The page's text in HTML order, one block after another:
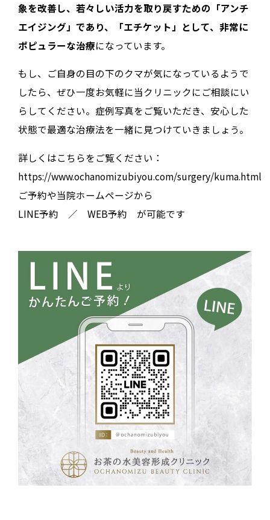
象を改善し、若々しい活力を取り戻すための「アンチ
エイジング」であり、「エチケット」として、非常に
ポピュラーな治療になっています。
もし、ご自身の目の下のクマが気になっているようで
したら、ぜひ一度お気軽に当クリニックにご相談にい
らしてください。症例写真をご覧いただき、安心した
状態で最適な治療法を一緒に見つけていきましょう。
詳しくはこちらをご覧ください：
https://www.ochanomizubiyou.com/surgery/kuma.html
ご予約や当院ホームページから
LINE予約 ／ WEB予約 が可能です